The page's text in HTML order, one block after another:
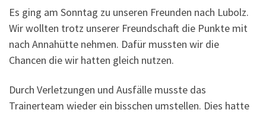
Es ging am Sonntag zu unseren Freunden nach Lubolz.
Wir wollten trotz unserer Freundschaft die Punkte mit
nach Annahütte nehmen. Dafür mussten wir die
Chancen die wir hatten gleich nutzen.
Durch Verletzungen und Ausfälle musste das
Trainerteam wieder ein bisschen umstellen. Dies hatte